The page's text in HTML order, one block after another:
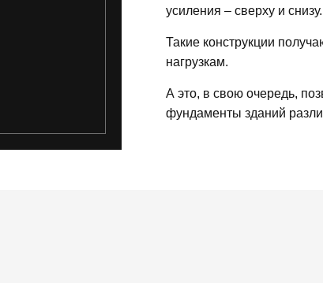
усиления – сверху и
Такие конструкции
нагрузкам.
А это, в свою очередь,
фундаменты зданий